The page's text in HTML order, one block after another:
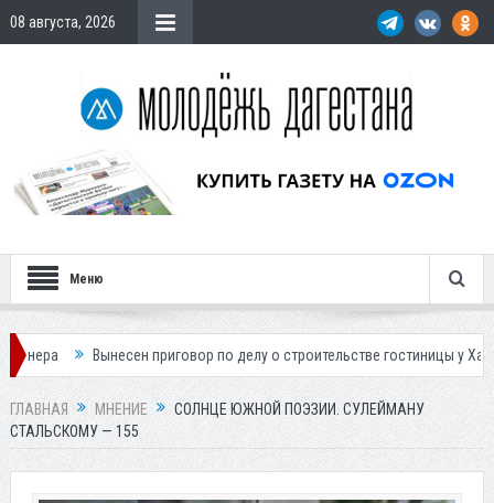
08 августа, 2026
Меню
по делу о строительстве гостиницы у Ханагского водопада
ГЛАВНАЯ МНЕНИЕ
СОЛНЦЕ ЮЖНОЙ ПОЭЗИИ. СУЛЕЙМАНУ
СТАЛЬСКОМУ — 155